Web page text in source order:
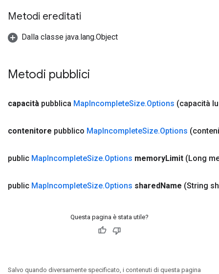
Metodi ereditati
Dalla classe java.lang.Object
Metodi pubblici
capacità pubblica MapIncompleteSize.Options (capacità
contenitore pubblico MapIncompleteSize.Options
public MapIncompleteSize.Options memoryLimit (Long
public MapIncompleteSize.Options sharedName (String
Questa pagina è stata utile?
Salvo quando diversamente specificato, i contenuti di questa pagina